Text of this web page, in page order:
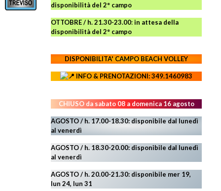
disponibilità del 2° campo
OTTOBRE / h. 21.30-23.00:in attesa della
disponibilità del 2° campo
DISPONIBILITA' CAMPOBEACH VOLLEY
INFO & PRENOTAZIONI: 349.1460983
CHIUSO da sabato 08 a domenica 16 agosto
AGOSTO / h. 17.00-18.30: disponibile dal lunedì
al venerdì
AGOSTO/ h. 18.30-20.00: disponibile dal lunedì
al venerdì
AGOSTO / h. 20.00-21.30: disponibile mer 19,
lun 24, lun 31